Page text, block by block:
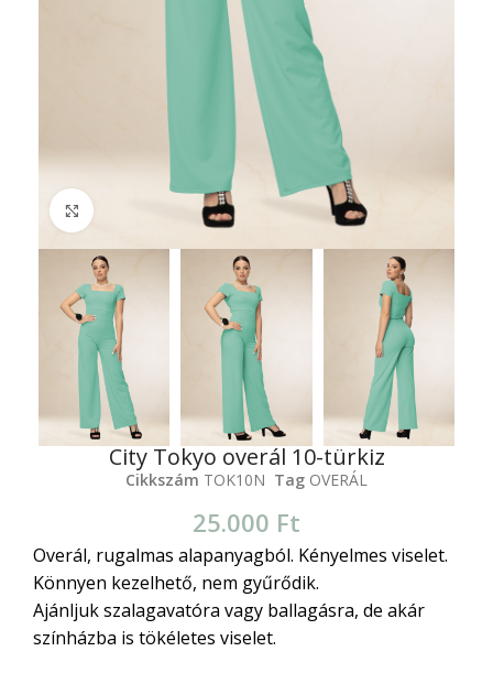
City Tokyo overál 10-türkiz
Cikkszám TOK10N Tag OVERÁL
25.000 Ft
Overál, rugalmas alapanyagból. Kényelmes viselet.
Könnyen kezelhető, nem gyűrődik.
Ajánljuk szalagavatóra vagy ballagásra, de akár
színházba is tökéletes viselet.